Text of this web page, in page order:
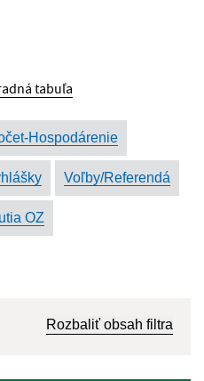
tabuľa
Hospodárenie
Voľby/Referendá
OZ
Rozbaliť obsah filtra